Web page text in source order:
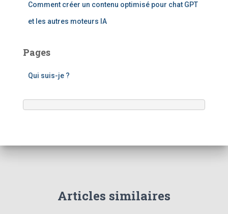
Comment créer un contenu optimisé pour chat GPT
et les autres moteurs IA
Pages
Qui suis-je ?
Articles similaires